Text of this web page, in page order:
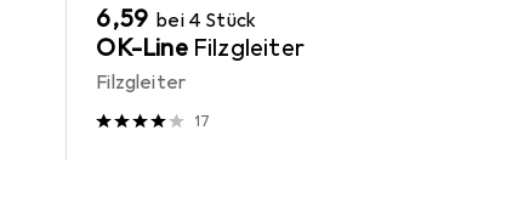
EUR
6,59 bei 4 Stück
OK-Line Filzgleiter
Filzgleiter
17